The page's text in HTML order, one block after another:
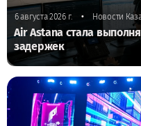
6 августа 2026 г. • Новости
Air Astana стала
задержек